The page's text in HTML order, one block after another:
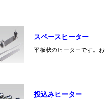
スペースヒーター
平板状のヒーターです。
投込みヒーター